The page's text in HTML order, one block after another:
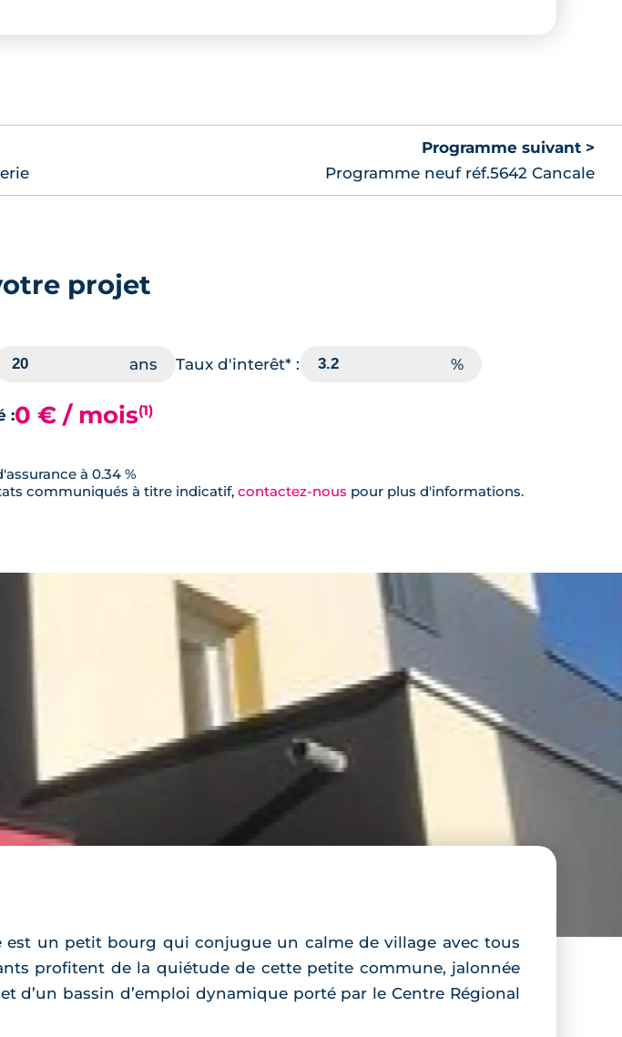
Programme suivant >
Programme neuf réf.5642 Cancale
projet
Taux d'interêt* :
:0 € / mois(1)
à 0.34 %
communiqués à titre indicatif, contactez-nous pour plus d'informations.
est un petit bourg qui conjugue un calme de village avec tous
profitent de la quiétude de cette petite commune, jalonnée
d’un bassin d’emploi dynamique porté par le Centre Régional